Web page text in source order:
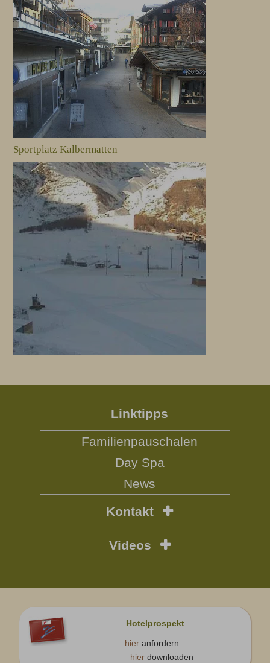
Sportplatz Kalbermatten
Linktipps
Familienpauschalen
Day Spa
News
Kontakt
Videos
Hotelprospekt
hieranfordern...
hierdownloaden